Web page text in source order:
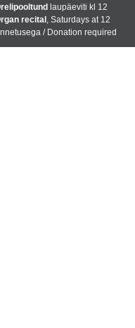
laupäeviti kl 12
recital , Saturdays at 12
/ Donation required